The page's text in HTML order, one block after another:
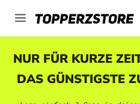
springen
NUR FÜR KURZE
DAS GÜNSTIGSTE